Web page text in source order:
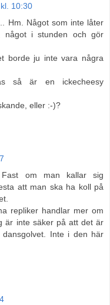
10:30
Hm. Något som inte låter
något i stunden och gör
borde ju inte vara några
så är en ickecheesy
eller :-)?
Fast om man kallar sig
att man ska ha koll på
repliker handlar mer om
är inte säker på att det är
Inte i den här